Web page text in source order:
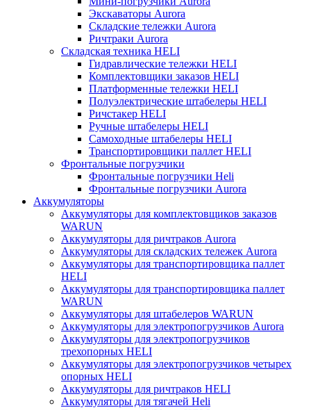
Экскаваторы Aurora
Складские тележки Aurora
Ричтраки Aurora
Складская техника HELI
Гидравлические тележки HELI
Комплектовщики заказов HELI
Платформенные тележки HELI
Полуэлектрические штабелеры HELI
Ричстакер HELI
Ручные штабелеры HELI
Самоходные штабелеры HELI
Транспортировщики паллет HELI
Фронтальные погрузчики
Фронтальные погрузчики Heli
Фронтальные погрузчики Aurora
Аккумуляторы
Аккумуляторы для комплектовщиков заказов
WARUN
Аккумуляторы для ричтраков Aurora
Аккумуляторы для складских тележек Aurora
Аккумуляторы для транспортировщика паллет
HELI
Аккумуляторы для транспортировщика паллет
WARUN
Аккумуляторы для штабелеров WARUN
Аккумуляторы для электропогрузчиков Aurora
Аккумуляторы для электропогрузчиков
трехопорных HELI
Аккумуляторы для электропогрузчиков четырех
опорных HELI
Аккумуляторы для ричтраков HELI
Аккумуляторы для тягачей Heli